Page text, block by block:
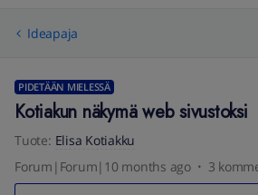
Ideapaja
PIDETÄÄN MIELESSÄ
Kotiakun näkymä web sivustoksi
Tuote: Elisa Kotiakku
Forum|Forum|10 months ago
3